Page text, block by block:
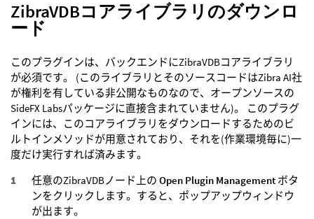
ZibraVDBコアライブラリのダウンロ
ード
このプラグインは、バックエンドにZibraVDBコアライブラリ
が必須です。 (このライブラリとそのソースコードはZibra AI社
が権利を有している非公開なものなので、オープンソースの
SideFX Labsパッケージに直接含まれていません)。 このプラグ
インには、このコアライブラリをダウンロードするためのビ
ルトインメソッドが用意されており、それを(作業環境毎に)一
度だけ実行すれば済みます。
任意のZibraVDBノード上の Open Plugin Management ボタ
ンをクリックします。すると、ポップアップウィンドウ
が出ます。